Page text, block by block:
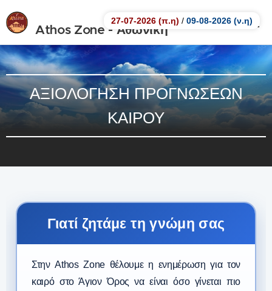
27-07-2026 (π.η) / 09-08-2026 (ν.η)
Athos Zone - Αθωνική
Ζώνη.Αθωνική Ζώνη
ΑΞΙΟΛΟΓΗΣΗ ΠΡΟΓΝΩΣΕΩΝ
ΚΑΙΡΟΥ
Γιατί ζητάμε τη γνώμη σας
Στην Athos Zone θέλουμε η ενημέρωση για τον
καιρό στο Άγιον Όρος να είναι όσο γίνεται πιο